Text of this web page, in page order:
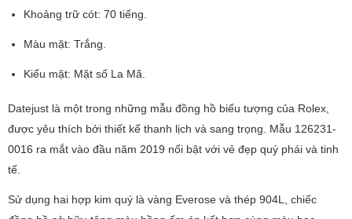
Khoảng trữ cót: 70 tiếng.
Màu mặt: Trắng.
Kiểu mặt: Mặt số La Mã.
Datejust là một trong những mẫu đồng hồ biểu tượng của Rolex,
được yêu thích bởi thiết kế thanh lịch và sang trọng. Mẫu 126231-
0016 ra mắt vào đầu năm 2019 nổi bật với vẻ đẹp quý phái và tinh
tế.
Sử dụng hai hợp kim quý là vàng Everose và thép 904L, chiếc